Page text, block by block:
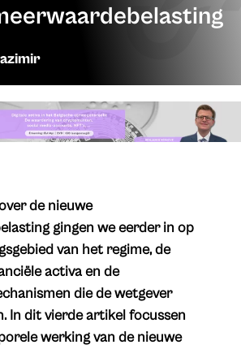
de nieuwe
gingen we eerder in op
van het regime, de
activa en de
die de wetgever
In dit vierde artikel focussen
werking van de nieuwe